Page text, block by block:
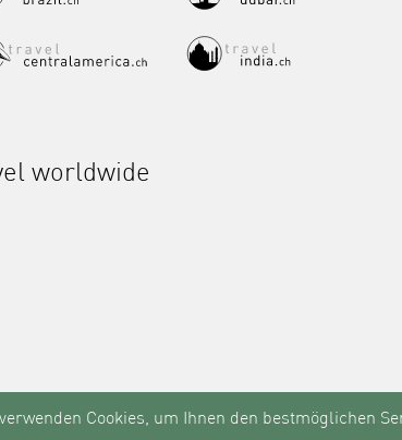
worldwide
Bewertungen
Cookies, um Ihnen den bestmöglichen